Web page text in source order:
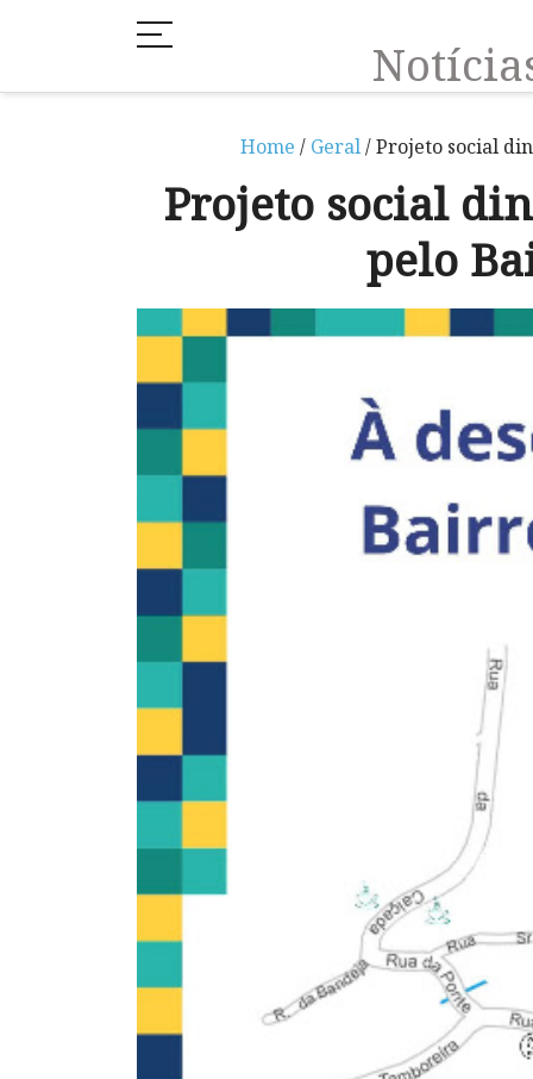
Home / Geral/ Projeto social
Projeto social
pelo